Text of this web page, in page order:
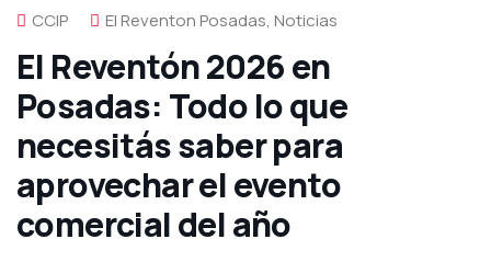
CCIP El Reventon Posadas, Noticias
El Reventón 2026 en
Posadas: Todo lo que
necesitás saber para
aprovechar el evento
comercial del año